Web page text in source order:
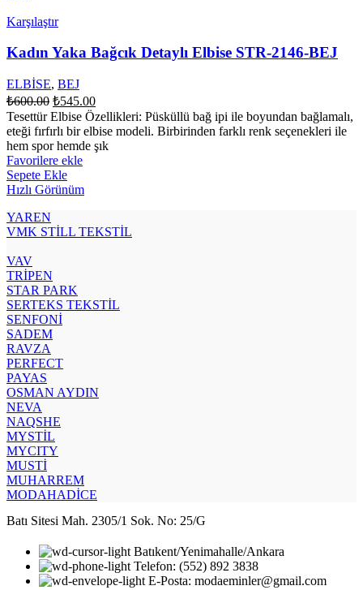
Karşılaştır
Kadın Yaka Bağcık Detaylı Elbise STR-2146-BEJ
ELBİSE, BEJ
₺600.00 Orijinal
fiyat:
₺600.00.
₺545.00Şu
andaki
fiyat:
₺545.00.
Tesettür Elbise Özellikleri: Püsküllü bağ ipi ile boyundan bağlamalı,
eteği fırfırlı bir elbise modeli. Birbirinden farklı renk seçenekleri ile
hem spor hemde şık
Favorilere ekle
Sepete Ekle
Hızlı Görünüm
YAREN
VMK STİLL TEKSTİL
VAV
TRİPEN
STAR PARK
SERTEKS TEKSTİL
SENFONİ
SADEM
RAVZA
PERFECT
PAYAS
OSMAN AYDIN
NEVA
NAQSHE
MYSTİL
MYCITY
MUSTİ
MUHARREM
MODAHADİCE
Batı Sitesi Mah. 2305/1 Sok. No: 25/G
Batıkent/Yenimahalle/Ankara
Telefon: (552) 892 3838
E-Posta: modaeminler@gmail.com